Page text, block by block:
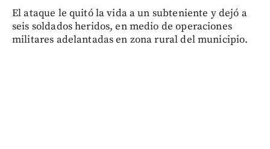
El ataque le quitó la vida a un subteniente y dejó a
seis soldados heridos, en medio de operaciones
militares adelantadas en zona rural del municipio.